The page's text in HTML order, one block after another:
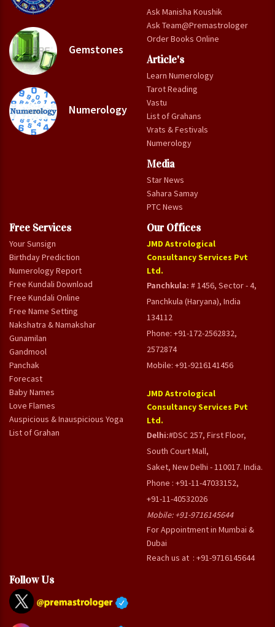
Gemstones
Numerology
Ask Manisha Koushik
Ask Team@Premastrologer
Order Books Online
Article's
Learn Numerology
Tarot Reading
Vastu
List of Grahans
Vrats & Festivals
Numerology
Media
Star News
Sahara Samay
PTC News
Free Services
Your Sunsign
Birthday Prediction
Numerology Report
Free Kundali Download
Free Kundali Online
Free Name Setting
Nakshatra & Namakshar
Gunamilan
Gandmool
Panchak
Forecast
Baby Names
Love Flames
Auspicious & Inauspicious Yoga
List of Grahan
Our Offices
JMD Astrological
Consultancy Services Pvt
Ltd.
Panchkula: # 1456, Sector - 4,
Panchkula (Haryana), India
134112
Phone: +91-172-2562832,
2572874
Mobile: +91-9216141456
JMD Astrological
Consultancy Services Pvt
Ltd.
Delhi:#DSC 257, First Floor,
South Court Mall,
Saket, New Delhi - 110017. India.
Phone : +91-11-47033152,
+91-11-40532026
Mobile:+91-9716145644
For Appointment in Mumbai &
Dubai
Reach us at : +91-9716145644
Follow Us